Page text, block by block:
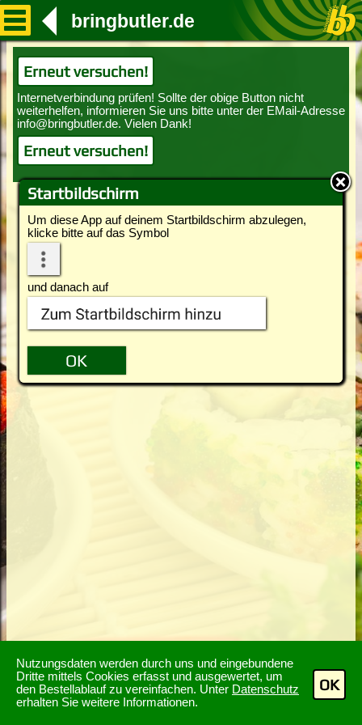
Nutzungsdaten werden durch uns und eingebundene
Dritte mittels Cookies erfasst und ausgewertet, um
den Bestellablauf zu vereinfachen. Unter Datenschutz
erhalten Sie weitere Informationen.
OK
Startbildschirm
Um diese App auf deinem Startbildschirm abzulegen,
klicke bitte auf das Symbol
und danach auf
bringbutler.de
Erneut versuchen!
Erneut versuchen!